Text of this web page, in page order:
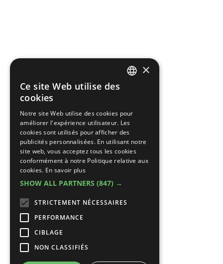
×
Ce site Web utilise des
cookies
Notre site Web utilise des cookies pour
améliorer l'expérience utilisateur. Les
cookies sont utilisés pour afficher des
publicités personnalisées. En utilisant notre
site web, vous acceptez tous les cookies
conformément à notre Politique relative aux
cookies. En savoir plus
SHOW ALL PARTNERS (847) →
STRICTEMENT NÉCESSAIRES
PERFORMANCE
CIBLAGE
NON CLASSIFIÉS